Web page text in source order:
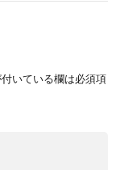
いている欄は必須項